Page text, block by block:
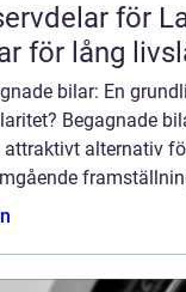
för
för lång
bilar: En
Begagnade
attraktivt alternativ